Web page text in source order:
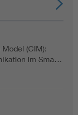
(CIM):
im Sma…